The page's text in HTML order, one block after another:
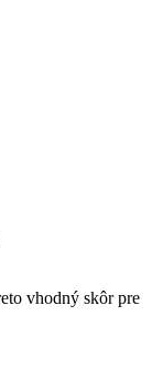
vhodný skôr pre